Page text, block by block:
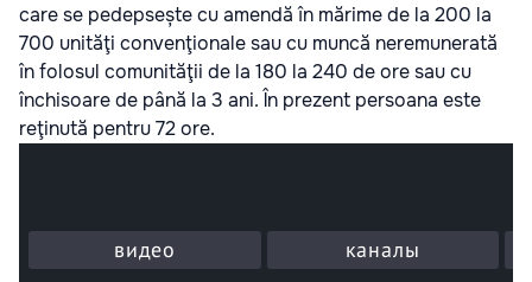
care se pedepsește cu amendă în mărime de la 200 la
700 unităţi convenţionale sau cu muncă neremunerată
în folosul comunităţii de la 180 la 240 de ore sau cu
închisoare de până la 3 ani. În prezent persoana este
reţinută pentru 72 ore.